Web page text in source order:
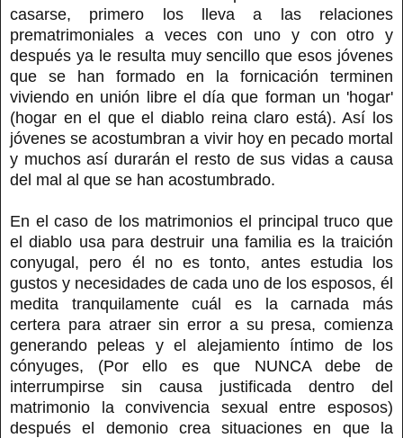
casarse, primero los lleva a las relaciones
prematrimoniales a veces con uno y con otro y
después ya le resulta muy sencillo que esos jóvenes
que se han formado en la fornicación terminen
viviendo en unión libre el día que forman un 'hogar'
(hogar en el que el diablo reina claro está). Así los
jóvenes se acostumbran a vivir hoy en pecado mortal
y muchos así durarán el resto de sus vidas a causa
del mal al que se han acostumbrado.
En el caso de los matrimonios el principal truco que
el diablo usa para destruir una familia es la traición
conyugal, pero él no es tonto, antes estudia los
gustos y necesidades de cada uno de los esposos, él
medita tranquilamente cuál es la carnada más
certera para atraer sin error a su presa, comienza
generando peleas y el alejamiento íntimo de los
cónyuges, (Por ello es que NUNCA debe de
interrumpirse sin causa justificada dentro del
matrimonio la convivencia sexual entre esposos)
después el demonio crea situaciones en que la